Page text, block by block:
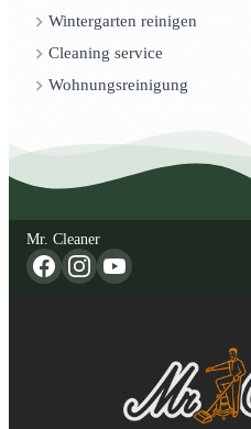
Wintergarten reinigen
Cleaning service
Wohnungsreinigung
Mr. Cleaner